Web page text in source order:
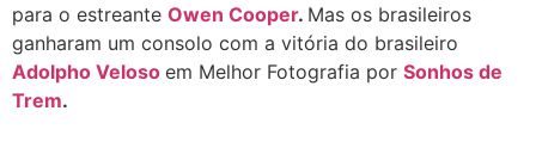
para o estreante Owen Cooper. Mas os brasileiros
ganharam um consolo com a vitória do brasileiro
Adolpho Veloso em Melhor Fotografia por Sonhos de
Trem.